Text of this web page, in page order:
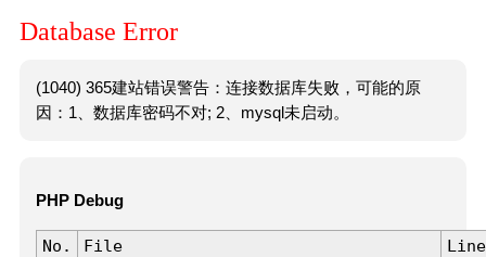
Database Error
(1040) 365建站错误警告：连接数据库失败，可能的原
因：1、数据库密码不对; 2、mysql未启动。
PHP Debug
No. File
Line